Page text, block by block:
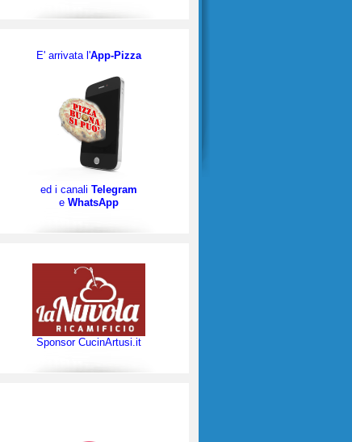
E' arrivata l'App-Pizza
ed i canali Telegram
e WhatsApp
Sponsor CucinArtusi.it